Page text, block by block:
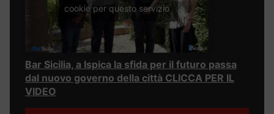
cookie per questo servizio
Bar Sicilia, a Ispica la sfida per il futuro passa
dal nuovo governo della città CLICCA PER IL
VIDEO